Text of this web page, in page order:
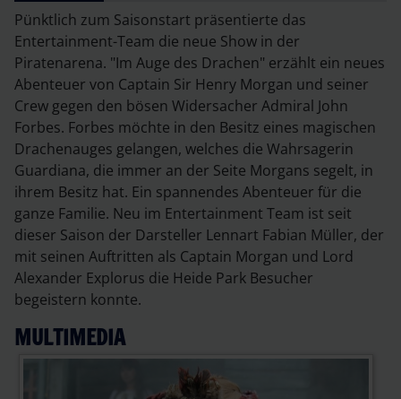
Pünktlich zum Saisonstart präsentierte das
Entertainment-Team die neue Show in der
Piratenarena. "Im Auge des Drachen" erzählt ein neues
Abenteuer von Captain Sir Henry Morgan und seiner
Crew gegen den bösen Widersacher Admiral John
Forbes. Forbes möchte in den Besitz eines magischen
Drachenauges gelangen, welches die Wahrsagerin
Guardiana, die immer an der Seite Morgans segelt, in
ihrem Besitz hat. Ein spannendes Abenteuer für die
ganze Familie. Neu im Entertainment Team ist seit
dieser Saison der Darsteller Lennart Fabian Müller, der
mit seinen Auftritten als Captain Morgan und Lord
Alexander Explorus die Heide Park Besucher
begeistern konnte.
MULTIMEDIA